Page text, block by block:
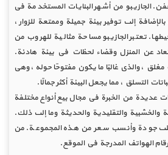
الجازيبو من أشهر البنايات المستخدمة في
إلى توفير بيئة جميلة وممتعة للزوار ،
تعتبر الجازيبو مساحة مثالية للهروب من
عن المنزل وقضاء لحظات في بيئة هادئة.
، والذي غالبًا ما يكون مفتوحًا حوله ، وهي
التسلق ، مما يجعل البيئة أكثر جمالًا.
عديدة من الخبرة في مجال بيع أنواع مختلفة
والخشبية والتقليدية والحديثة وما إلى ذلك.
جودة وأنسب سعر من هذه المجموعة. من
الهواتف المدرجة في الموقع.